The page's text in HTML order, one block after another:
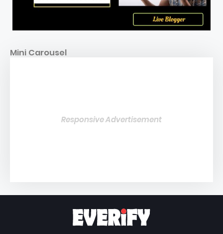
Mini Carousel
Responsive Advertisement